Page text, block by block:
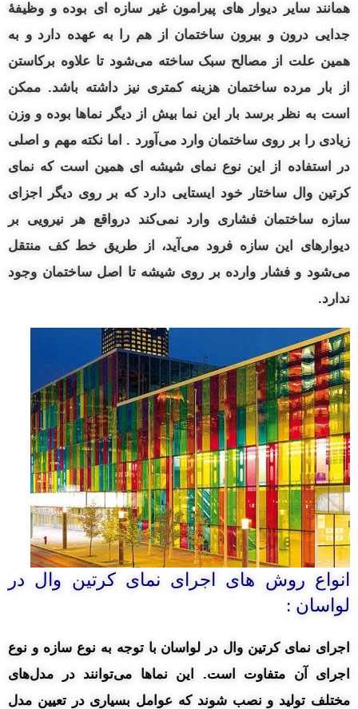
همانند سایر دیوار های پیرامون غیر سازه‌ ای بوده و وظیفهٔ
جدایی درون و بیرون ساختمان از هم را به عهده دارد و به
همین علت از مصالح سبک ساخته می‌شود تا علاوه برکاستن
از بار مرده ساختمان هزینه کمتری نیز داشته باشد. ممکن
است به نظر برسد بار این نما بیش از دیگر نماها بوده و وزن
زیادی را بر روی ساختمان وارد می‌آورد . اما نکته مهم و اصلی
در استفاده از این نوع نمای شیشه‌ ای همین است که نمای
کرتین وال ساختار خود ایستایی دارد که بر روی دیگر اجزای
سازه ساختمان فشاری وارد نمی‌کند درواقع هر نیرویی بر
دیوارهای این سازه فرود می‌آید، از طریق خط کف منتقل
می‌شود و فشار وارده بر روی شیشه تا اصل ساختمان وجود
ندارد.
انواع روش های اجرای نمای کرتین وال در
لواسان :
اجرای نمای کرتین وال در لواسان با توجه به نوع سازه و نوع
اجرای آن متفاوت است. این نماها می‌توانند در مدل‌های
مختلف تولید و نصب شوند که عوامل بسیاری در تعیین مدل